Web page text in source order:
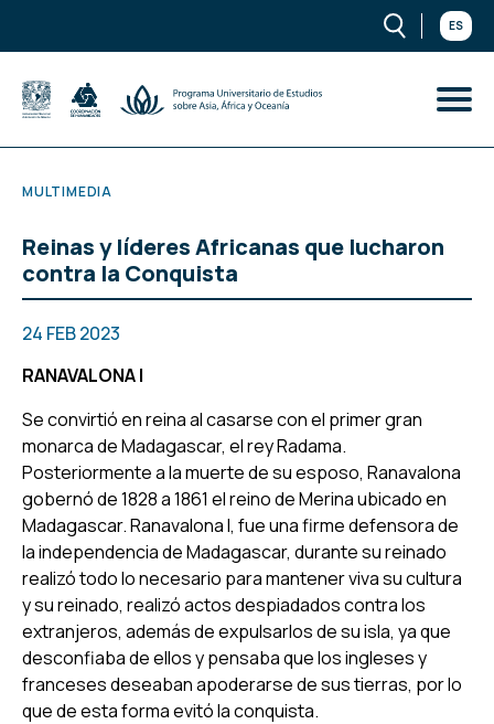
ES
MULTIMEDIA
Reinas y líderes Africanas que lucharon
contra la Conquista
24 FEB 2023
RANAVALONA I
Se convirtió en reina al casarse con el primer gran
monarca de Madagascar, el rey Radama.
Posteriormente a la muerte de su esposo, Ranavalona
gobernó de 1828 a 1861 el reino de Merina ubicado en
Madagascar. Ranavalona I, fue una firme defensora de
la independencia de Madagascar, durante su reinado
realizó todo lo necesario para mantener viva su cultura
y su reinado, realizó actos despiadados contra los
extranjeros, además de expulsarlos de su isla, ya que
desconfiaba de ellos y pensaba que los ingleses y
franceses deseaban apoderarse de sus tierras, por lo
que de esta forma evitó la conquista.